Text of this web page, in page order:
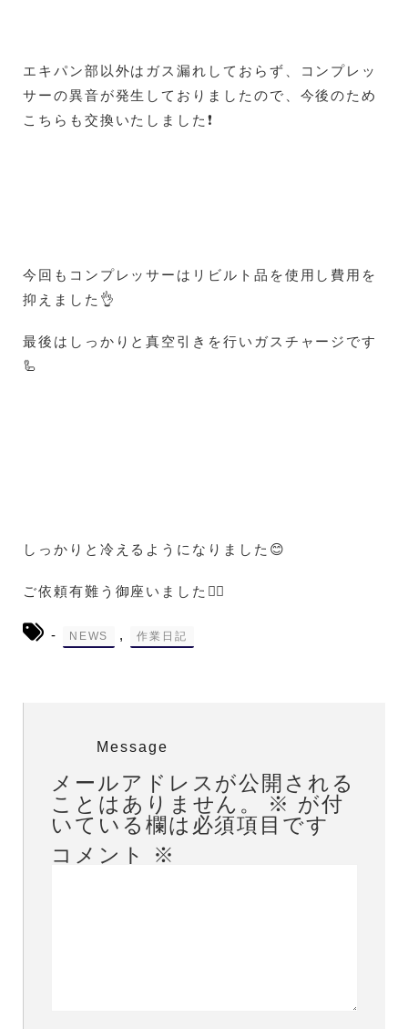
エキパン部以外はガス漏れしておらず、コンプレッ
サーの異音が発生しておりましたので、今後のため
こちらも交換いたしました❗
今回もコンプレッサーはリビルト品を使用し費用を
抑えました👌
最後はしっかりと真空引きを行いガスチャージです
🦾
しっかりと冷えるようになりました😊
ご依頼有難う御座いました🙇‍♀️
- NEWS , 作業日記
Message
メールアドレスが公開される
ことはありません。
※ が付
いている欄は必須項目です
コメント
※